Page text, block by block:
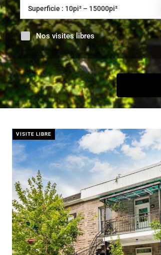
Superficie : 10pi² – 15000pi²
Nos visites libres
VISITE LIBRE